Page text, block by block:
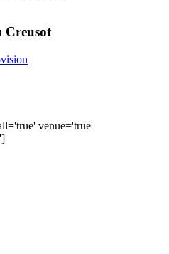
Creusot
venue='true'